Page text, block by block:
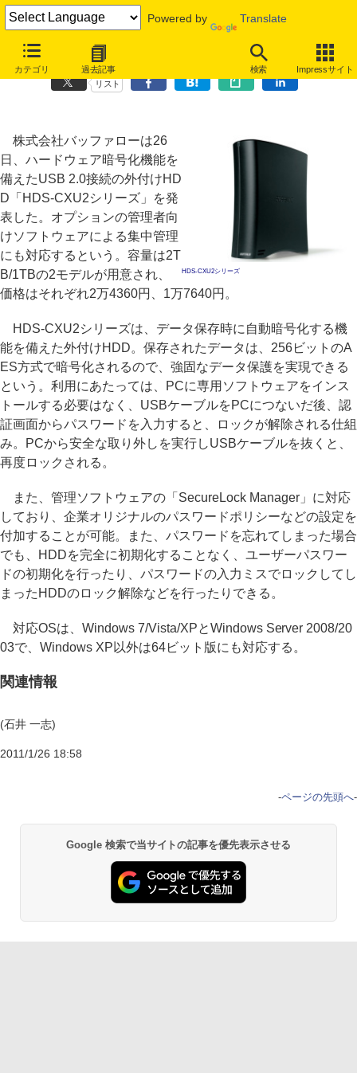
Powered by Translate
カテゴリ 過去記事 検索 Impressサイト
バッファロー、管理者による集中管理にも対応した暗号化HDD
リスト
HDS-CXU2シリーズ
株式会社バッファローは26
日、ハードウェア暗号化機能を
備えたUSB 2.0接続の外付けHD
D「HDS-CXU2シリーズ」を発
表した。オプションの管理者向
けソフトウェアによる集中管理
にも対応するという。容量は2T
B/1TBの2モデルが用意され、
価格はそれぞれ2万4360円、1万7640円。
HDS-CXU2シリーズは、データ保存時に自動暗号化する機
能を備えた外付けHDD。保存されたデータは、256ビットのA
ES方式で暗号化されるので、強固なデータ保護を実現できる
という。利用にあたっては、PCに専用ソフトウェアをインス
トールする必要はなく、USBケーブルをPCにつないだ後、認
証画面からパスワードを入力すると、ロックが解除される仕組
み。PCから安全な取り外しを実行しUSBケーブルを抜くと、
再度ロックされる。
また、管理ソフトウェアの「SecureLock Manager」に対応
しており、企業オリジナルのパスワードポリシーなどの設定を
付加することが可能。また、パスワードを忘れてしまった場合
でも、HDDを完全に初期化することなく、ユーザーパスワー
ドの初期化を行ったり、パスワードの入力ミスでロックしてし
まったHDDのロック解除などを行ったりできる。
対応OSは、Windows 7/Vista/XPとWindows Server 2008/20
03で、Windows XP以外は64ビット版にも対応する。
関連情報
(石井 一志)
2011/1/26 18:58
-ページの先頭へ-
Google 検索で当サイトの記事を優先表示させる